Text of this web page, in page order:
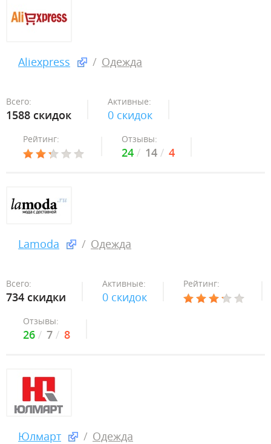
Aliexpress Одежда
Всего:
1588 скидок
Активные:
0 скидок
Рейтинг: Отзывы:
24 14 4
Lamoda Одежда
Всего:
734 скидки
Активные:
0 скидок
Рейтинг:
Отзывы:
26 7 8
Юлмарт Одежда